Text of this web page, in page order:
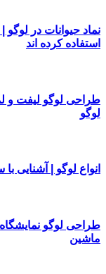
استفاده کرده اند
طراحی لوگو لیفت و
لوگو
انواع لوگو |
طراحی لوگو
ماشین